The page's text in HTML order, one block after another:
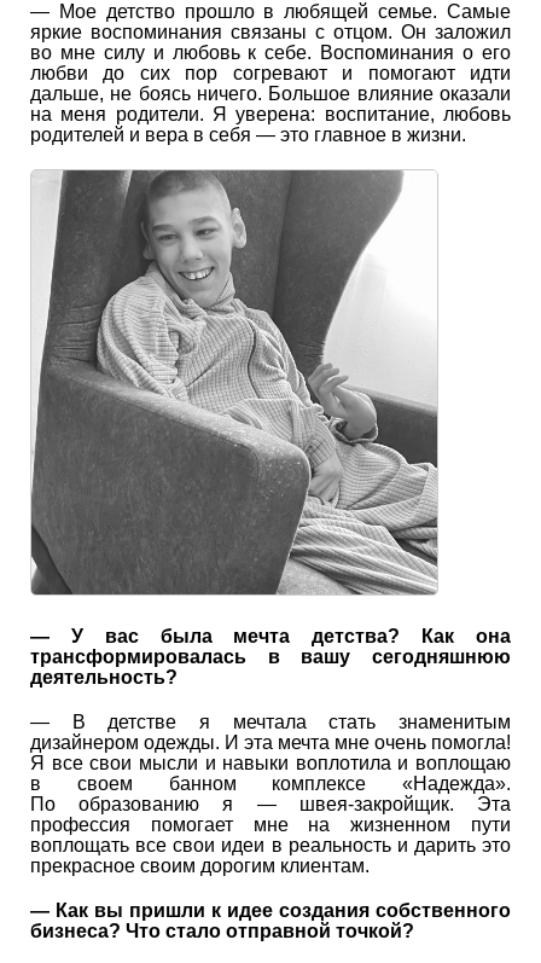
— Мое детство прошло в любящей семье. Самые
яркие воспоминания связаны с отцом. Он заложил
во мне силу и любовь к себе. Воспоминания о его
любви до сих пор согревают и помогают идти
дальше, не боясь ничего. Большое влияние оказали
на меня родители. Я уверена: воспитание, любовь
родителей и вера в себя — это главное в жизни.
— У вас была мечта детства? Как она
трансформировалась в вашу сегодняшнюю
деятельность?
— В детстве я мечтала стать знаменитым
дизайнером одежды. И эта мечта мне очень помогла!
Я все свои мысли и навыки воплотила и воплощаю
в своем банном комплексе «Надежда».
По образованию я — швея-закройщик. Эта
профессия помогает мне на жизненном пути
воплощать все свои идеи в реальность и дарить это
прекрасное своим дорогим клиентам.
— Как вы пришли к идее создания собственного
бизнеса? Что стало отправной точкой?